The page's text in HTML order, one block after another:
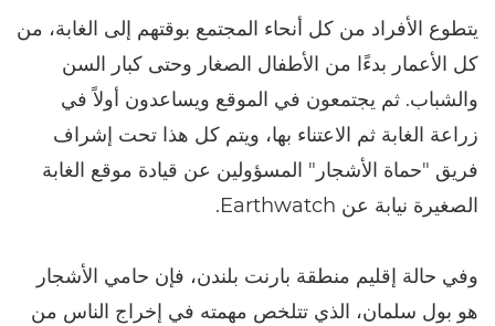
يتطوع الأفراد من كل أنحاء المجتمع بوقتهم إلى الغابة، من
كل الأعمار بدءًا من الأطفال الصغار وحتى كبار السن
والشباب. ثم يجتمعون في الموقع ويساعدون أولاً في
زراعة الغابة ثم الاعتناء بها، ويتم كل هذا تحت إشراف
فريق "حماة الأشجار" المسؤولين عن قيادة موقع الغابة
الصغيرة نيابة عن Earthwatch.
وفي حالة إقليم منطقة بارنت بلندن، فإن حامي الأشجار
هو بول سلمان، الذي تتلخص مهمته في إخراج الناس من